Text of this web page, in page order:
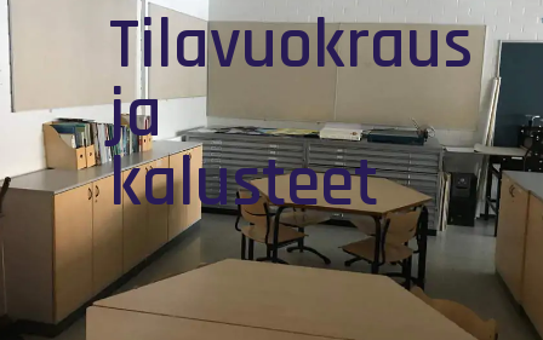
Tilavuokraus
ja
kalusteet